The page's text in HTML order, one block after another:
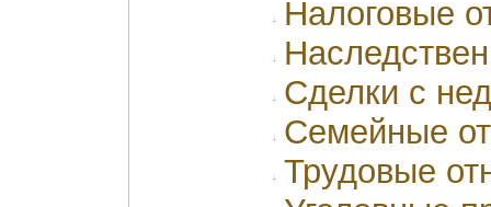
Налоговые
Сделки с
Семейные
Трудовые